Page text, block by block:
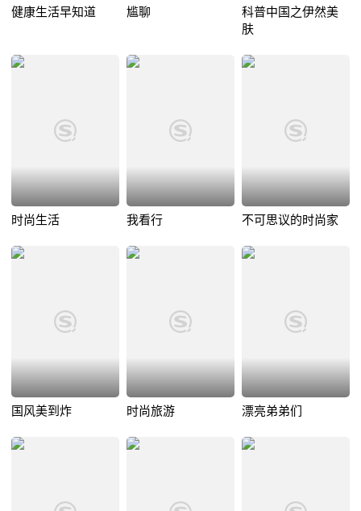
健康生活早知道 尴聊
科普中国之伊然美
肤
时尚生活 我看行 不可思议的时尚家
国风美到炸 时尚旅游 漂亮弟弟们